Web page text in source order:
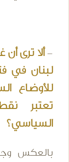
- ألا ترى أن
لبنان في
للأوضاع
تعتبر
السياسي؟
بالعكس